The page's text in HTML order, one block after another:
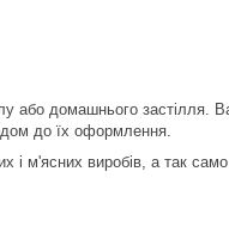
або домашнього застілля.
до їх оформлення.
м'ясних виробів, а так само